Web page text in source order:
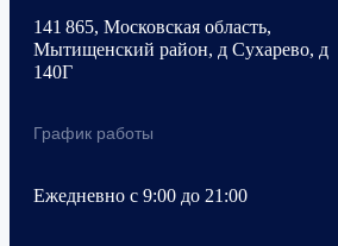
141 865, Московская область,
Мытищенский район, д Сухарево, д
140Г
График работы
Ежедневно с 9:00 до 21:00